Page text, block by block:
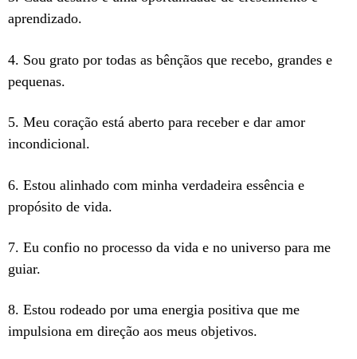
aprendizado.
4. Sou grato por todas as bênçãos que recebo, grandes e
pequenas.
5. Meu coração está aberto para receber e dar amor
incondicional.
6. Estou alinhado com minha verdadeira essência e
propósito de vida.
7. Eu confio no processo da vida e no universo para me
guiar.
8. Estou rodeado por uma energia positiva que me
impulsiona em direção aos meus objetivos.